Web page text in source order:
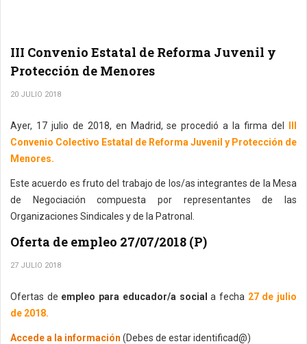
III Convenio Estatal de Reforma Juvenil y
Protección de Menores
20 JULIO 2018
Ayer, 17 julio de 2018, en Madrid, se procedió a la firma del
Convenio Colectivo Estatal de Reforma Juvenil y Protección de
Menores.
Este acuerdo es fruto del trabajo de los/as integrantes de la Mesa
de Negociación compuesta por representantes de las
Organizaciones Sindicales y de la Patronal.
Oferta de empleo 27/07/2018 (P)
27 JULIO 2018
Ofertas de empleo para educador/a social a fecha 27 de julio
de 2018.
Accede a la información (Debes de estar identificad@)